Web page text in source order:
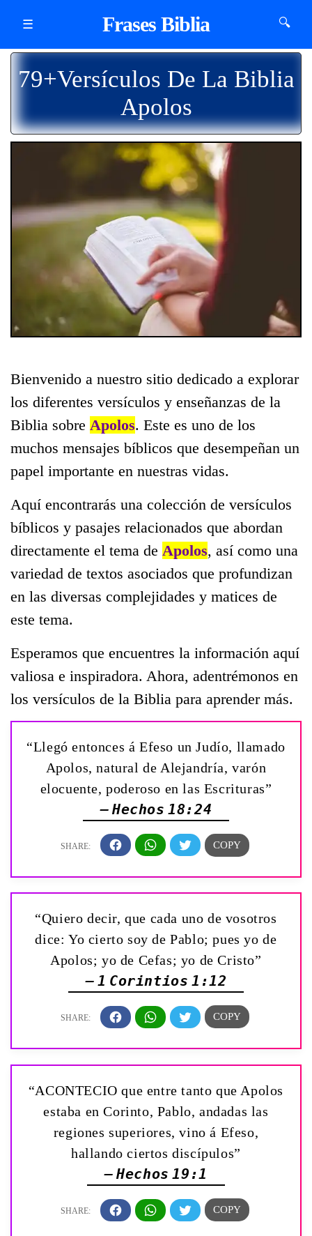
☰ Frases Biblia 🔍
79+Versículos De La Biblia
Apolos
Bienvenido a nuestro sitio dedicado a explorar
los diferentes versículos y enseñanzas de la
Biblia sobre Apolos. Este es uno de los
muchos mensajes bíblicos que desempeñan un
papel importante en nuestras vidas.
Aquí encontrarás una colección de versículos
bíblicos y pasajes relacionados que abordan
directamente el tema de Apolos, así como una
variedad de textos asociados que profundizan
en las diversas complejidades y matices de
este tema.
Esperamos que encuentres la información aquí
valiosa e inspiradora. Ahora, adentrémonos en
los versículos de la Biblia para aprender más.
“Llegó entonces á Efeso un Judío, llamado
Apolos, natural de Alejandría, varón
elocuente, poderoso en las Escrituras”
— Hechos 18:24
“Quiero decir, que cada uno de vosotros
dice: Yo cierto soy de Pablo; pues yo de
Apolos; yo de Cefas; yo de Cristo”
— 1 Corintios 1:12
“ACONTECIO que entre tanto que Apolos
estaba en Corinto, Pablo, andadas las
regiones superiores, vino á Efeso,
hallando ciertos discípulos”
— Hechos 19:1